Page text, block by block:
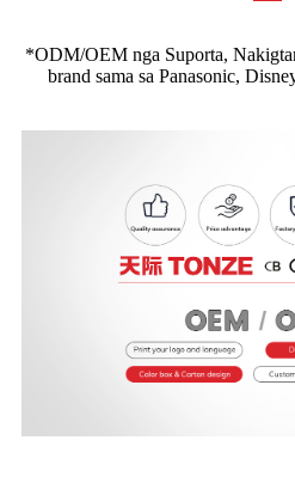
*ODM/OEM nga Suporta,
brand sama sa Panasonic,